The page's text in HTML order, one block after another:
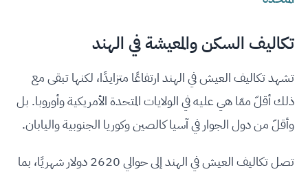
تكاليف السكن والمعيشة في الهند
تشهد تكاليف العيش في الهند ارتفاعًا متزايدًا، لكنها تبقى مع
ذلك أقلّ ممّا هي عليه في الولايات المتحدة الأمريكية وأوروبا. بل
وأقلّ من دول الجوار في آسيا كالصين وكوريا الجنوبية واليابان.
تصل تكاليف العيش في الهند إلى حوالي 2620 دولار شهريًا، بما